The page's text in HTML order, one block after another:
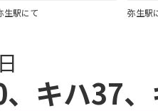
生駅にて 弥生駅
キハ37